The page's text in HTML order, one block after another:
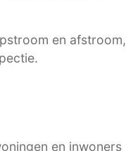
en afstroom,
en inwoners